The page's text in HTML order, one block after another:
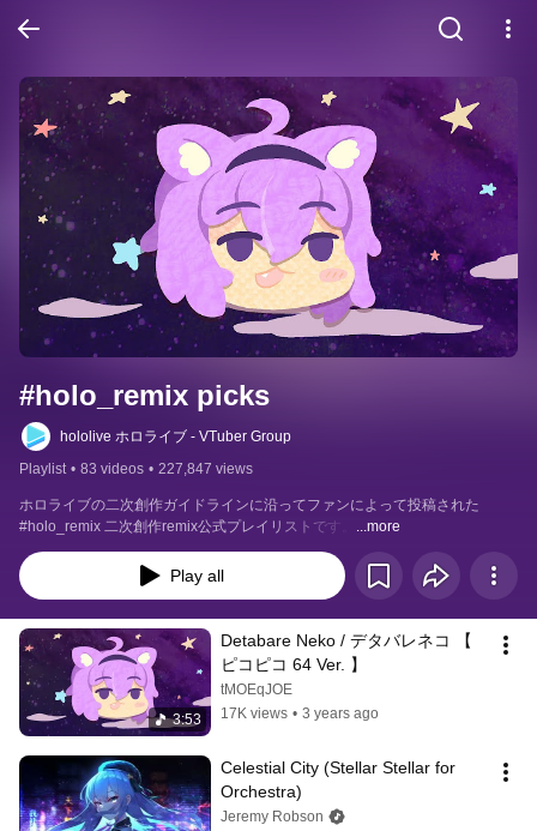
#holo_remix picks
hololive ホロライブ - VTuber Group
Playlist • 83 videos • 227,847 views
ホロライブの二次創作ガイドラインに沿ってファンによって投稿された
#holo_remix 二次創作remix公式プレイリストです。 ...more
Play all
3:53
Detabare Neko / デタバレネコ 【
ピコピコ 64 Ver. 】
tMOEqJOE
17K views • 3 years ago
Celestial City (Stellar Stellar for
Orchestra)
Jeremy Robson